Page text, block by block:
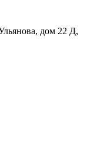
дом 22 Д,